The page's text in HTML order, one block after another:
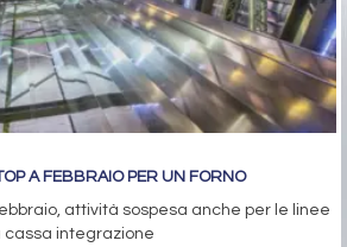
A FEBBRAIO PER UN FORNO
attività sospesa anche per le linee
cassa integrazione